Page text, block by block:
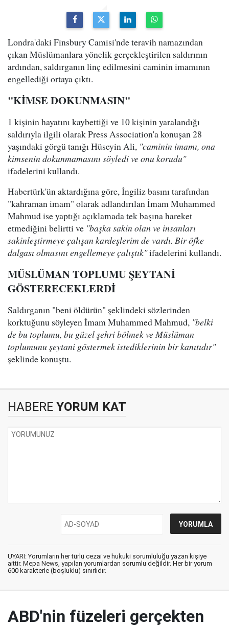
Londra'daki Finsbury Camisi'nde teravih namazından
çıkan Müslümanlara yönelik gerçekleştirilen saldırının
ardından, saldırganın linç edilmesini caminin imamının
engellediği ortaya çıktı.
"KİMSE DOKUNMASIN"
1 kişinin hayatını kaybettiği ve 10 kişinin yaralandığı
saldırıyla ilgili olarak Press Association'a konuşan 28
yaşındaki görgü tanığı Hüseyin Ali, "caminin imamı, ona
kimsenin dokunmamasını söyledi ve onu korudu"
ifadelerini kullandı.
Habertürk'ün aktardığına göre, İngiliz basını tarafından
"kahraman imam" olarak adlandırılan İmam Muhammed
Mahmud ise yaptığı açıklamada tek başına hareket
etmediğini belirtti ve "başka sakin olan ve insanları
sakinleştirmeye çalışan kardeşlerim de vardı. Bir öfke
dalgası olmasını engellemeye çalıştık"ifadelerini kullandı.
MÜSLÜMAN TOPLUMU ŞEYTANİ
GÖSTERECEKLERDİ
Saldırganın "beni öldürün" şeklindeki sözlerinden
korktuğunu söyleyen İmam Muhammed Mahmud, "belki
de bu toplumu, bu güzel şehri bölmek ve Müslüman
toplumunu şeytani göstermek istediklerinin bir kanıtıdır"
şeklinde konuştu.
HABERE YORUM KAT
UYARI: Yorumların her türlü cezai ve hukuki sorumluluğu yazan kişiye
aittir. Mepa News, yapılan yorumlardan sorumlu değildir. Her bir yorum
600 karakterle (boşluklu) sınırlıdır.
ABD'nin füzeleri gerçekten